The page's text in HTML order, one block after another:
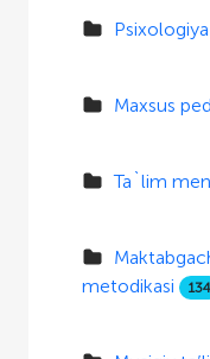
Psixologiya
Maxsus
Ta`lim
metodikasi
134